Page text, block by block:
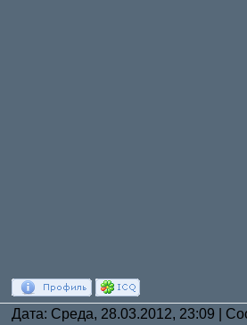
Дата: Среда, 28.03.2012, 23:09 |